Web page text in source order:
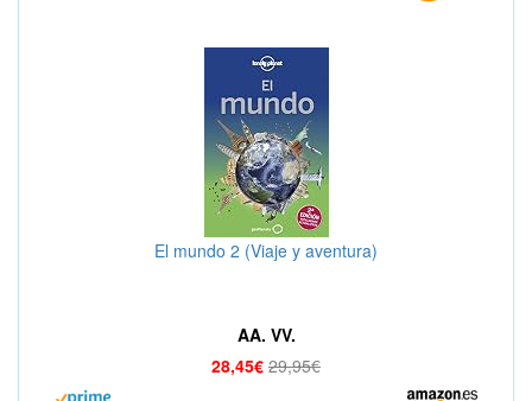
El mundo 2 (Viaje y aventura)
AA. VV.
28,45€ 29,95€